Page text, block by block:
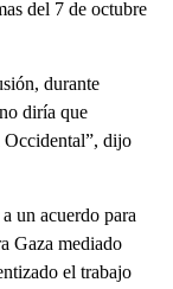
del 7 de octubre
durante
diría que
Occidental”, dijo
un acuerdo para
Gaza mediado
el trabajo